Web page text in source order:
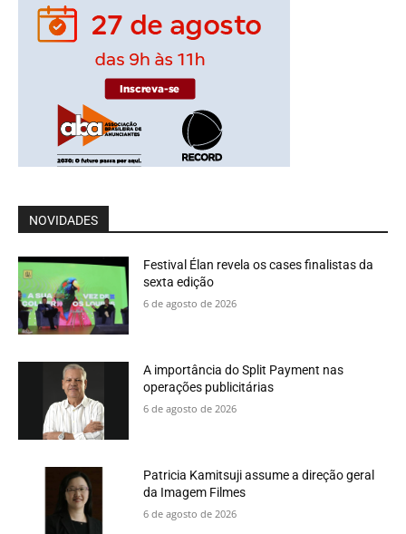
NOVIDADES
Festival Élan revela os cases finalistas da
sexta edição
6 de agosto de 2026
A importância do Split Payment nas
operações publicitárias
6 de agosto de 2026
Patricia Kamitsuji assume a direção geral
da Imagem Filmes
6 de agosto de 2026